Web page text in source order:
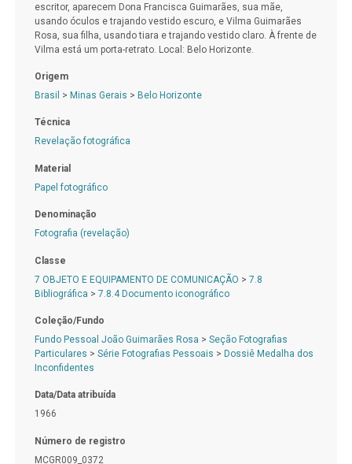
escritor, aparecem Dona Francisca Guimarães, sua mãe,
usando óculos e trajando vestido escuro, e Vilma Guimarães
Rosa, sua filha, usando tiara e trajando vestido claro. À frente de
Vilma está um porta-retrato. Local: Belo Horizonte.
Origem
Brasil > Minas Gerais > Belo Horizonte
Técnica
Revelação fotográfica
Material
Papel fotográfico
Denominação
Fotografia (revelação)
Classe
7 OBJETO E EQUIPAMENTO DE COMUNICAÇÃO > 7.8
Bibliográfica > 7.8.4 Documento iconográfico
Coleção/Fundo
Fundo Pessoal João Guimarães Rosa > Seção Fotografias
Particulares > Série Fotografias Pessoais > Dossiê Medalha dos
Inconfidentes
Data/Data atribuída
1966
Número de registro
MCGR009_0372